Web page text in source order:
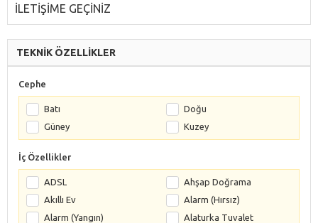
İLETİŞİME GEÇİNİZ
TEKNİK ÖZELLİKLER
Cephe
Batı
Doğu
Güney
Kuzey
İç Özellikler
ADSL
Ahşap Doğrama
Akıllı Ev
Alarm (Hırsız)
Alarm (Yangın)
Alaturka Tuvalet